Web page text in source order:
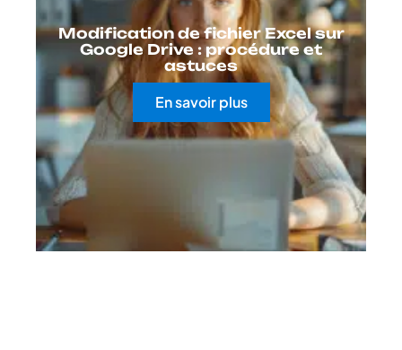
Modification de fichier Excel sur
Google Drive : procédure et
astuces
En savoir plus